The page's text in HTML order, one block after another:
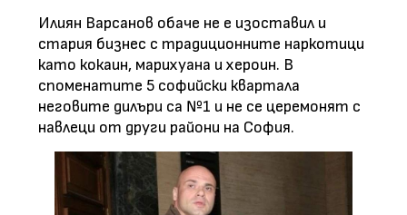
Илиян Варсанов обаче не е изоставил и
стария бизнес с традиционните наркотици
като кокаин, марихуана и хероин. В
споменатите 5 софийски квартала
неговите дилъри са №1 и не се церемонят с
навлеци от други райони на София.